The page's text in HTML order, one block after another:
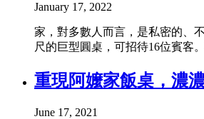
January 17, 2022
家，對多數人而言，是私密的、
尺的巨型圓桌，可招待16位賓客
重現阿嬤家飯桌，濃
June 17, 2021